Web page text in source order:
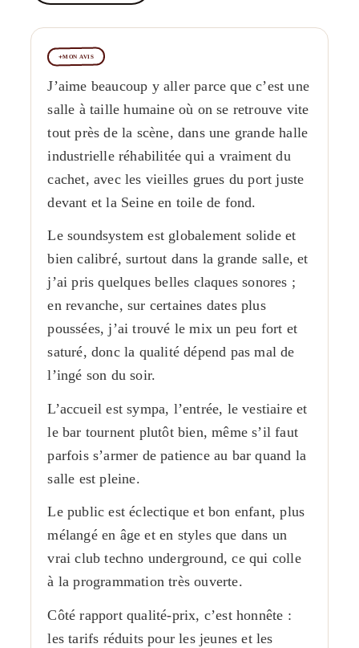
MON AVIS
J’aime beaucoup y aller parce que c’est une
salle à taille humaine où on se retrouve vite
tout près de la scène, dans une grande halle
industrielle réhabilitée qui a vraiment du
cachet, avec les vieilles grues du port juste
devant et la Seine en toile de fond.
Le soundsystem est globalement solide et
bien calibré, surtout dans la grande salle, et
j’ai pris quelques belles claques sonores ;
en revanche, sur certaines dates plus
poussées, j’ai trouvé le mix un peu fort et
saturé, donc la qualité dépend pas mal de
l’ingé son du soir.
L’accueil est sympa, l’entrée, le vestiaire et
le bar tournent plutôt bien, même s’il faut
parfois s’armer de patience au bar quand la
salle est pleine.
Le public est éclectique et bon enfant, plus
mélangé en âge et en styles que dans un
vrai club techno underground, ce qui colle
à la programmation très ouverte.
Côté rapport qualité-prix, c’est honnête :
les tarifs réduits pour les jeunes et les